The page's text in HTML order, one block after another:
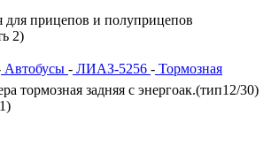
для прицепов и полуприцепов
2)
Автобусы ЛИАЗ-5256
Тормозная
тормозная задняя с энергоак.(тип12/30)